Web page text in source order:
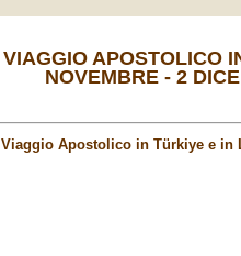
VIAGGIO APOSTOLICO
NOVEMBRE - 2
Viaggio Apostolico in Türkiye e in